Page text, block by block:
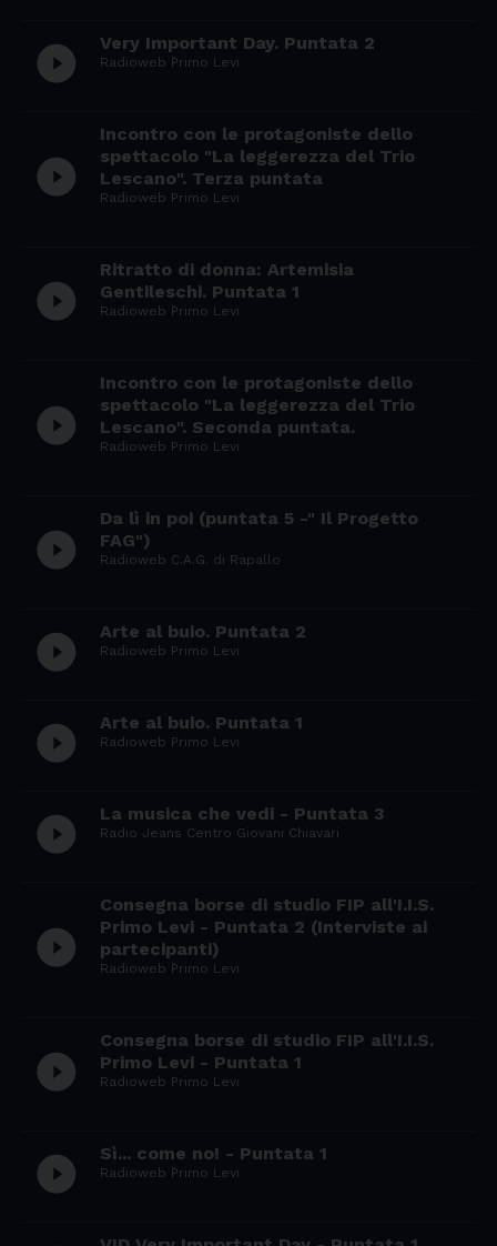
play_circle_filled Very Important Day. Puntata 2
Radioweb Primo Levi
play_circle_filled
Incontro con le protagoniste dello
spettacolo "La leggerezza del Trio
Lescano". Terza puntata
Radioweb Primo Levi
play_circle_filled
Ritratto di donna: Artemisia
Gentileschi. Puntata 1
Radioweb Primo Levi
play_circle_filled
Incontro con le protagoniste dello
spettacolo "La leggerezza del Trio
Lescano". Seconda puntata.
Radioweb Primo Levi
play_circle_filled
Da lì in poi (puntata 5 -" Il Progetto
FAG")
Radioweb C.A.G. di Rapallo
play_circle_filled Arte al buio. Puntata 2
Radioweb Primo Levi
play_circle_filled Arte al buio. Puntata 1
Radioweb Primo Levi
play_circle_filled La musica che vedi - Puntata 3
Radio Jeans Centro Giovani Chiavari
play_circle_filled
Consegna borse di studio FIP all'I.I.S.
Primo Levi - Puntata 2 (Interviste ai
partecipanti)
Radioweb Primo Levi
play_circle_filled
Consegna borse di studio FIP all'I.I.S.
Primo Levi - Puntata 1
Radioweb Primo Levi
play_circle_filled Sì... come no! - Puntata 1
Radioweb Primo Levi